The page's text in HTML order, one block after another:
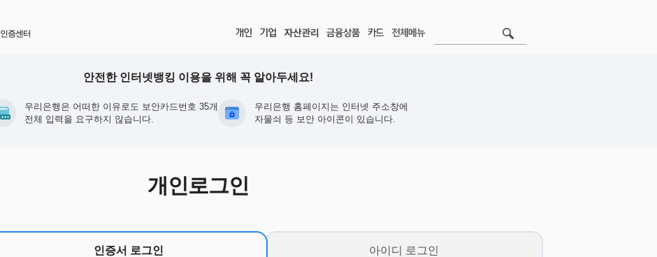
인증센터
안전한 인터넷뱅킹 이용을 위해 꼭 알아두세요!
우리은행은 어떠한 이유로도 보안카드번호 35개
전체 입력을 요구하지 않습니다.
우리은행 홈페이지는 인터넷 주소창에
자물쇠 등 보안 아이콘이 있습니다.
개인로그인
인증서 로그인 아이디 로그인